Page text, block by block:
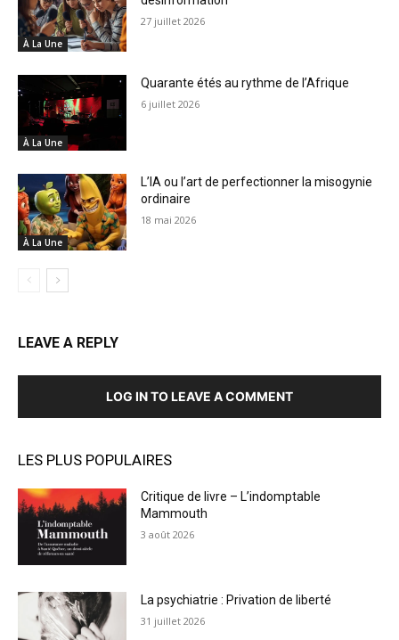
À La Une
27 juillet 2026
À La Une
Quarante étés au rythme de l’Afrique
6 juillet 2026
À La Une
L’IA ou l’art de perfectionner la misogynie
ordinaire
18 mai 2026
LEAVE A REPLY
LOG IN TO LEAVE A COMMENT
LES PLUS POPULAIRES
Critique de livre – L’indomptable
Mammouth
3 août 2026
La psychiatrie : Privation de liberté
31 juillet 2026